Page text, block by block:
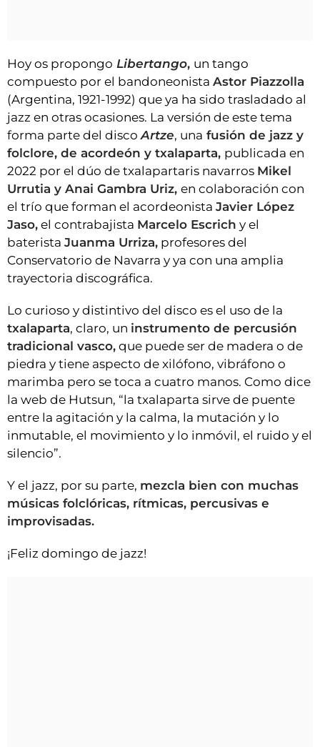
Hoy os propongo Libertango, un tango
compuesto por el bandoneonista Astor Piazzolla
(Argentina, 1921-1992) que ya ha sido trasladado al
jazz en otras ocasiones. La versión de este tema
forma parte del discoArtze, una fusión de jazz y
folclore, de acordeón y txalaparta, publicada en
2022 por el dúo de txalapartaris navarros Mikel
Urrutia y Anai Gambra Uriz, en colaboración con
el trío que forman el acordeonista Javier López
Jaso, el contrabajista Marcelo Escrich y el
baterista Juanma Urriza, profesores del
Conservatorio de Navarra y ya con una amplia
trayectoria discográfica.
Lo curioso y distintivo del disco es el uso de la
txalaparta, claro, un instrumento de percusión
tradicional vasco, que puede ser de madera o de
piedra y tiene aspecto de xilófono, vibráfono o
marimba pero se toca a cuatro manos. Como dice
la web de Hutsun, “la txalaparta sirve de puente
entre la agitación y la calma, la mutación y lo
inmutable, el movimiento y lo inmóvil, el ruido y el
silencio”.
Y el jazz, por su parte, mezcla bien con muchas
músicas folclóricas, rítmicas, percusivas e
improvisadas.
¡Feliz domingo de jazz!